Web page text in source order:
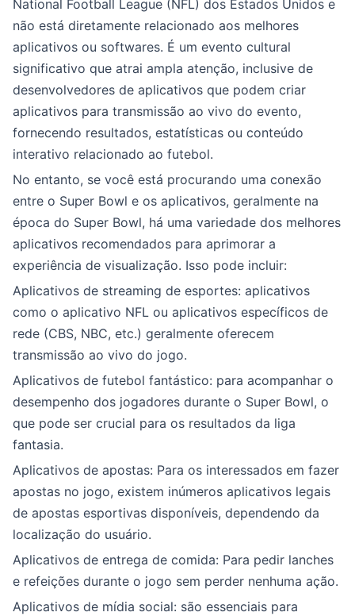
National Football League (NFL) dos Estados Unidos e
não está diretamente relacionado aos melhores
aplicativos ou softwares. É um evento cultural
significativo que atrai ampla atenção, inclusive de
desenvolvedores de aplicativos que podem criar
aplicativos para transmissão ao vivo do evento,
fornecendo resultados, estatísticas ou conteúdo
interativo relacionado ao futebol.
No entanto, se você está procurando uma conexão
entre o Super Bowl e os aplicativos, geralmente na
época do Super Bowl, há uma variedade dos melhores
aplicativos recomendados para aprimorar a
experiência de visualização. Isso pode incluir:
Aplicativos de streaming de esportes: aplicativos
como o aplicativo NFL ou aplicativos específicos de
rede (CBS, NBC, etc.) geralmente oferecem
transmissão ao vivo do jogo.
Aplicativos de futebol fantástico: para acompanhar o
desempenho dos jogadores durante o Super Bowl, o
que pode ser crucial para os resultados da liga
fantasia.
Aplicativos de apostas: Para os interessados em fazer
apostas no jogo, existem inúmeros aplicativos legais
de apostas esportivas disponíveis, dependendo da
localização do usuário.
Aplicativos de entrega de comida: Para pedir lanches
e refeições durante o jogo sem perder nenhuma ação.
Aplicativos de mídia social: são essenciais para